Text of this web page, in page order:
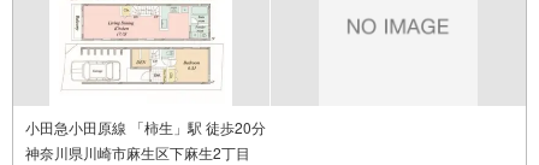
小田急小田原線 「柿生」駅 徒歩20分
神奈川県川崎市麻生区下麻生2丁目